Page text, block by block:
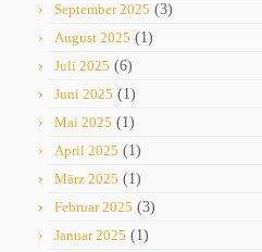
September 2025 (3)
August 2025 (1)
Juli 2025 (6)
Juni 2025 (1)
Mai 2025 (1)
April 2025 (1)
März 2025 (1)
Februar 2025 (3)
Januar 2025 (1)